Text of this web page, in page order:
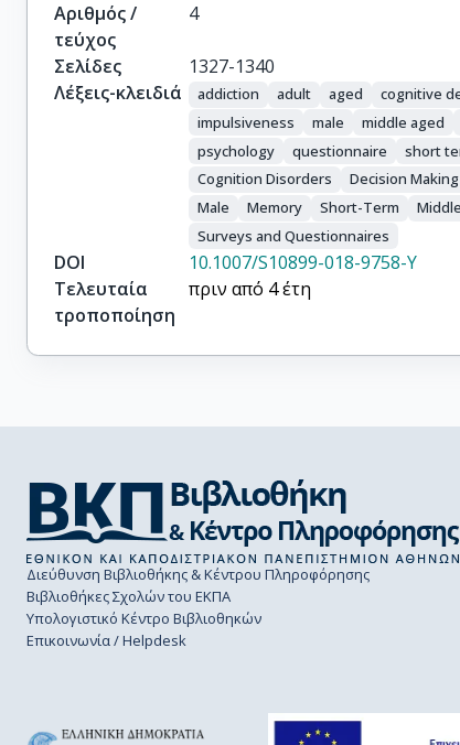
Αριθμός /
τεύχος
4
Σελίδες
1327-1340
Λέξεις-κλειδιά
addiction adult aged cognitive
impulsiveness
male middle aged
psychology
questionnaire short
Cognition Disorders
Decision Making
Male
Memory Short-Term
Surveys and Questionnaires
DOI
10.1007/S10899-018-9758-Y
Τελευταία
τροποποίηση
πριν από 4 έτη
Διεύθυνση Βιβλιοθήκης & Κέντρου Πληροφόρησης
Βιβλιοθήκες Σχολών του ΕΚΠΑ
Υπολογιστικό Κέντρο Βιβλιοθηκών
Επικοινωνία / Helpdesk